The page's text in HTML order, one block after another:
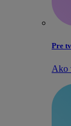
Pre
Ako